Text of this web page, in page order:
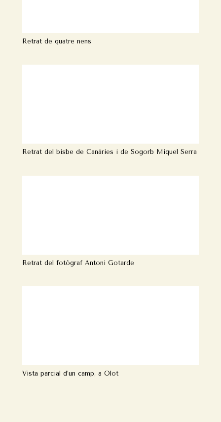
Retrat de quatre nens
Retrat del bisbe de Canàries i de Sogorb Miquel Serra
Retrat del fotògraf Antoni Gotarde
Vista parcial d’un camp, a Olot